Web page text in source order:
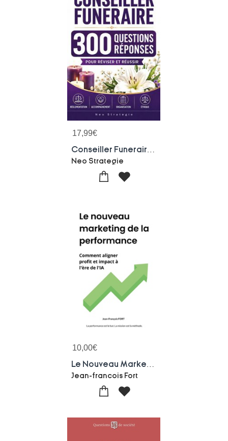
17,99€
Neo Strategie
10,00€
Jean-francois Fort